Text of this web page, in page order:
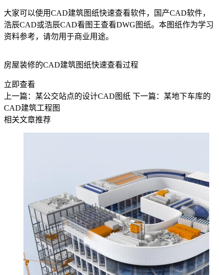
大家可以使用CAD建筑图纸快速查看软件， 国产CAD软件，
浩辰CAD或浩辰CAD看图王查看DWG 图纸。本图纸作为学习
资料参考，请勿用于商业用途。
房屋装修的CAD建筑图纸快速查看过程
立即查看
上一篇：某公交站点的设计CAD图纸 下一篇：某地下车库的
CAD建筑工程图
相关文章推荐